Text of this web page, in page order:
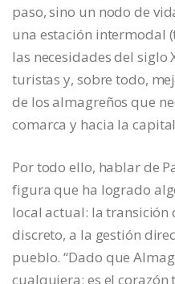
paso, sino un nodo de
una estación intermodal
las necesidades del
turistas y, sobre todo,
de los almagreños que
comarca y hacia la
Por todo ello, hablar de
figura que ha logrado
local actual: la transición
discreto, a la gestión
pueblo. “Dado que
cualquiera: es el corazón